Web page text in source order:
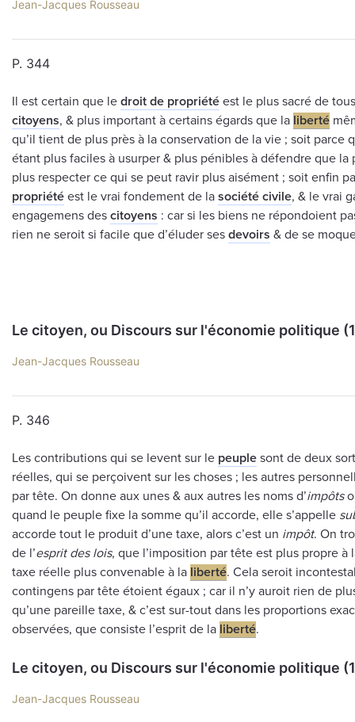
Jean-Jacques Rousseau
P. 344
Il est certain que le droit de propriété est le plus sacré de
citoyens, & plus important à certains égards que la liberté
qu’il tient de plus près à la conservation de la vie ; soit parce
étant plus faciles à usurper & plus pénibles à défendre que la
plus respecter ce qui se peut ravir plus aisément ; soit enfin
propriété est le vrai fondement de la société civile, & le vrai
engagemens des citoyens : car si les biens ne répondoient
rien ne seroit si facile que d’éluder ses devoirs & de se
Le citoyen, ou Discours sur l'économie politique
Jean-Jacques Rousseau
P. 346
Les contributions qui se levent sur le peuple sont de deux
réelles, qui se perçoivent sur les choses ; les autres
par tête. On donne aux unes & aux autres les noms d’impôts
quand le peuple fixe la somme qu’il accorde, elle s’appelle
accorde tout le produit d’une taxe, alors c’est un impôt. On
de l’esprit des lois, que l’imposition par tête est plus propre à
taxe réelle plus convenable à la liberté. Cela seroit
contingens par tête étoient égaux ; car il n’y auroit rien de
qu’une pareille taxe, & c’est sur-tout dans les proportions
observées, que consiste l’esprit de la liberté.
Le citoyen, ou Discours sur l'économie politique
Jean-Jacques Rousseau